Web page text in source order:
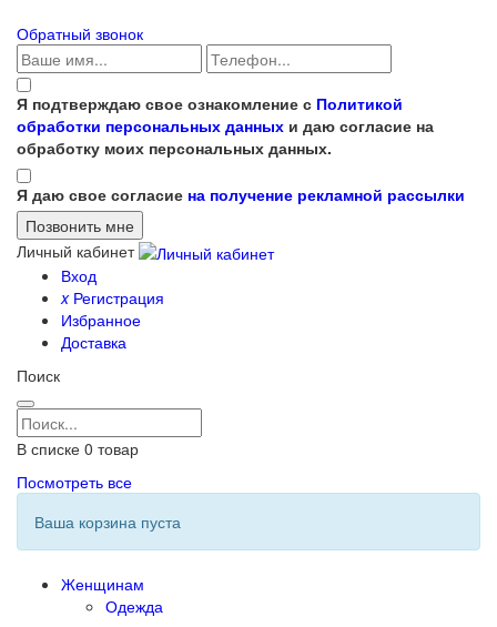
Обратный звонок
Я подтверждаю свое ознакомление с Политикой
обработки персональных данных и даю согласие на
обработку моих персональных данных.
Я даю свое согласие на получение рекламной рассылки
Личный кабинет
Вход
xРегистрация
Избранное
Доставка
Поиск
В списке 0 товар
Посмотреть все
Ваша корзина пуста
Женщинам
Одежда